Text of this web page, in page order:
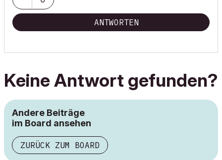
ANTWORTEN
Keine Antwort gefunden?
Andere Beiträge
im Board ansehen
ZURÜCK ZUM BOARD